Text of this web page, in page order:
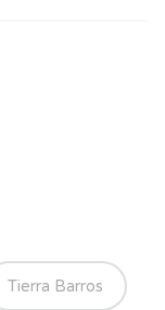
Tierra Barros